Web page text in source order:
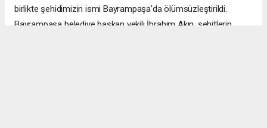
birlikte şehidimizin ismi Bayrampaşa'da ölümsüzleştirildi.
Bayrampaşa belediye başkan vekili İbrahim Akın, şehitlerin